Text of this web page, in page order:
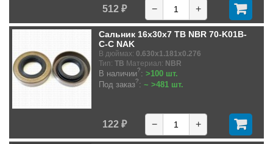
512 ₽ − +
Сальник 16x30x7 TB NBR 70-K01B-
C-C NAK
В дюймах: 0.630x1.181x0.276
Тип: TB Материал: NBR
В наличии?: >100 шт.
Под заказ?: ~ >481 шт.
122 ₽ − +